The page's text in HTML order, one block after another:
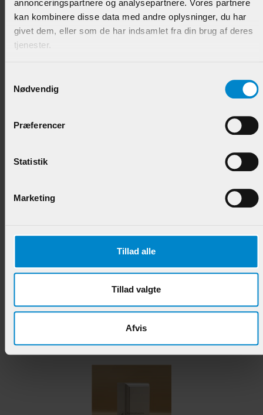
annonceringspartnere og analysepartnere. Vores partnere
kan kombinere disse data med andre oplysninger, du har
givet dem, eller som de har indsamlet fra din brug af deres
tjenester.
Nødvendig
Præferencer
Statistik
Marketing
Tillad alle
Tillad valgte
Afvis
Hjørneklods m. hulk. & staf - 30x108x108 mm Fyr
List.
Andre produkter i samme kategori
Elefantfod - 27 x 125 x 200mm Hvidmalet Fyr
Varenr.:902784